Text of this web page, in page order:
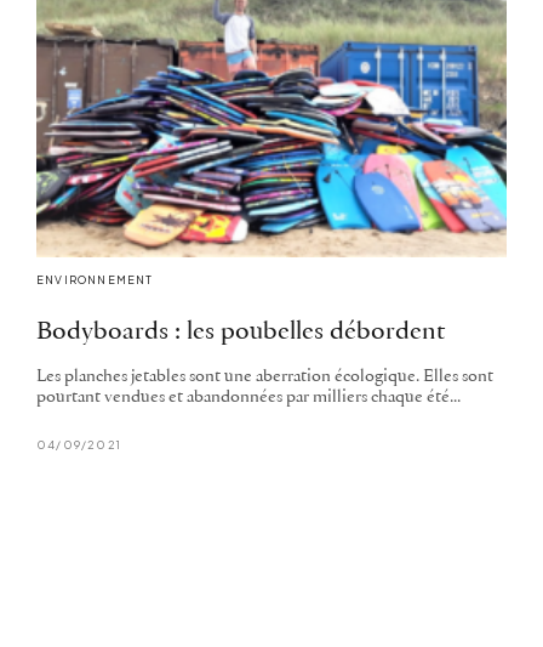
ENVIRONNEMENT
Bodyboards : les poubelles débordent
Les planches jetables sont une aberration écologique. Elles sont
pourtant vendues et abandonnées par milliers chaque été...
04/09/2021